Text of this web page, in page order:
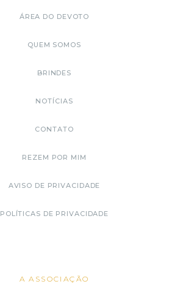
ÁREA DO DEVOTO
QUEM SOMOS
BRINDES
NOTÍCIAS
CONTATO
REZEM POR MIM
AVISO DE PRIVACIDADE
POLÍTICAS DE PRIVACIDADE
A ASSOCIAÇÃO